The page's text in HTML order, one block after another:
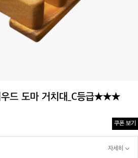
드 도마 거치대_C등급★★★
쿠폰 보기
자세히